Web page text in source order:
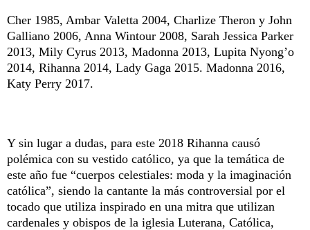
Cher 1985, Ambar Valetta 2004, Charlize Theron y John
Galliano 2006, Anna Wintour 2008, Sarah Jessica Parker
2013, Mily Cyrus 2013, Madonna 2013, Lupita Nyong’o
2014, Rihanna 2014, Lady Gaga 2015. Madonna 2016,
Katy Perry 2017.
Y sin lugar a dudas, para este 2018 Rihanna causó
polémica con su vestido católico, ya que la temática de
este año fue “cuerpos celestiales: moda y la imaginación
católica”, siendo la cantante la más controversial por el
tocado que utiliza inspirado en una mitra que utilizan
cardenales y obispos de la iglesia Luterana, Católica,